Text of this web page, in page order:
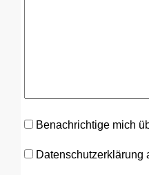
Benachrichtige mich
Datenschutzerklärung